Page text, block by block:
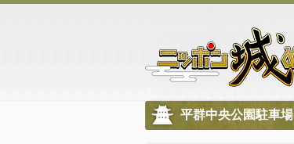
平群中央公園駐車場